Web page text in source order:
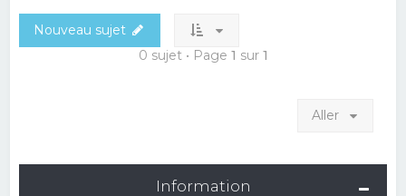
Nouveau sujet
0 sujet • Page 1 sur 1
Aller
Information